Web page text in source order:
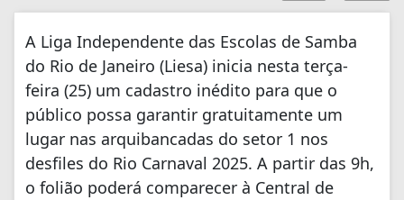
A Liga Independente das Escolas de Samba
do Rio de Janeiro (Liesa) inicia nesta terça-
feira (25) um cadastro inédito para que o
público possa garantir gratuitamente um
lugar nas arquibancadas do setor 1 nos
desfiles do Rio Carnaval 2025. A partir das 9h,
o folião poderá comparecer à Central de